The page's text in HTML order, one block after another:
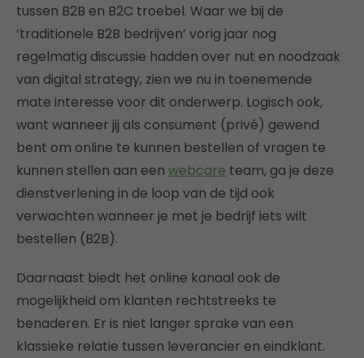
tussen B2B en B2C troebel. Waar we bij de
‘traditionele B2B bedrijven’ vorig jaar nog
regelmatig discussie hadden over nut en noodzaak
van digital strategy, zien we nu in toenemende
mate interesse voor dit onderwerp. Logisch ook,
want wanneer jij als consument (privé) gewend
bent om online te kunnen bestellen of vragen te
kunnen stellen aan een webcare team, ga je deze
dienstverlening in de loop van de tijd ook
verwachten wanneer je met je bedrijf iets wilt
bestellen (B2B).
Daarnaast biedt het online kanaal ook de
mogelijkheid om klanten rechtstreeks te
benaderen. Er is niet langer sprake van een
klassieke relatie tussen leverancier en eindklant.